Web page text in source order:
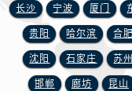
长沙 宁波 厦门
贵阳 哈尔滨 合肥
沈阳 石家庄 苏州
邯郸 廊坊 昆山